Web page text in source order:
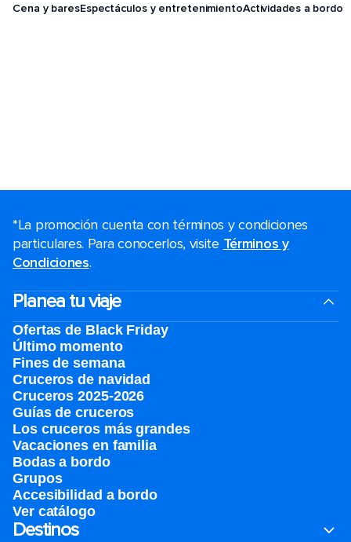
Cena y baresEspectáculos y entretenimientoActividades a bordo
*La promoción cuenta con términos y condiciones
particulares. Para conocerlos, visite Términos y
Condiciones.
Planea tu viaje
Ofertas de Black Friday
Último momento
Fines de semana
Cruceros de navidad
Cruceros 2025-2026
Guías de cruceros
Los cruceros más grandes
Vacaciones en familia
Bodas a bordo
Grupos
Accesibilidad a bordo
Ver catálogo
Destinos